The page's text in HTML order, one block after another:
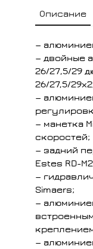
Описание
—
— двойные
26/27,5/29
26/27,5/
—
— манетка
скоростей;
— задний
Estes RD-
—
Simaers;
—
—